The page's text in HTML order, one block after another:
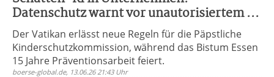
Datenschutz warnt vor unautorisiertem ...
Der Vatikan erlässt neue Regeln für die Päpstliche
Kinderschutzkommission, während das Bistum Essen
15 Jahre Präventionsarbeit feiert.
boerse-global.de, 13.06.26 21:43 Uhr